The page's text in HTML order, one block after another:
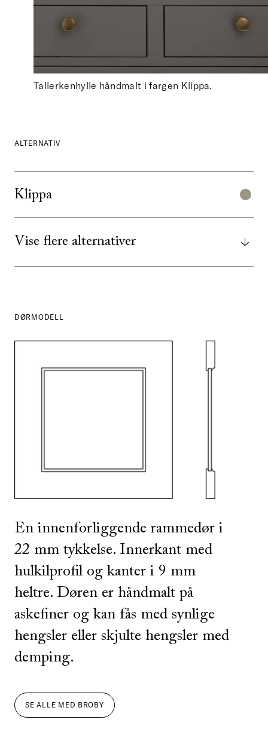
Tallerkenhylle håndmalt i fargen Klippa.
ALTERNATIV
Klippa
Vise flere alternativer
DØRMODELL
En innenforliggende rammedør i
22 mm tykkelse. Innerkant med
hulkilprofil og kanter i 9 mm
heltre. Døren er håndmalt på
askefiner og kan fås med synlige
hengsler eller skjulte hengsler med
demping.
SE ALLE MED BROBY